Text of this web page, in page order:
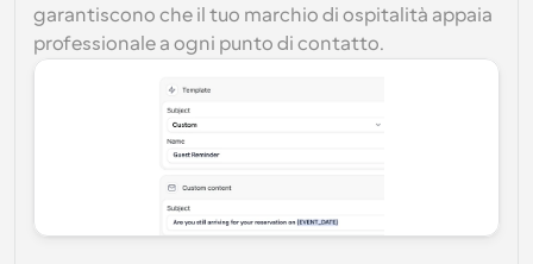
garantiscono che il tuo marchio di ospitalità appaia
professionale a ogni punto di contatto.